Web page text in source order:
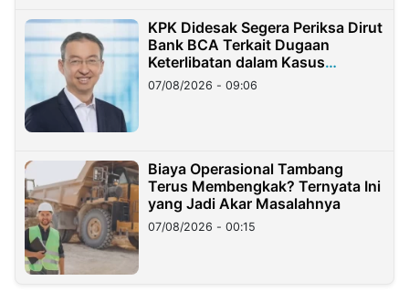
KPK Didesak Segera Periksa Dirut
Bank BCA Terkait Dugaan
Keterlibatan dalam Kasus
Hilangnya Dana Nasabah Rp2,58
Miliar
07/08/2026 - 09:06
Biaya Operasional Tambang
Terus Membengkak? Ternyata Ini
yang Jadi Akar Masalahnya
07/08/2026 - 00:15